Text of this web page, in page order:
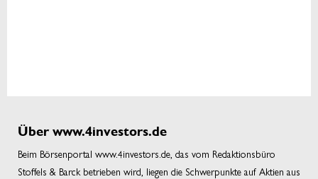
Über www.4investors.de
Beim Börsenportal www.4investors.de, das vom Redaktionsbüro
Stoffels & Barck betrieben wird, liegen die Schwerpunkte auf Aktien aus